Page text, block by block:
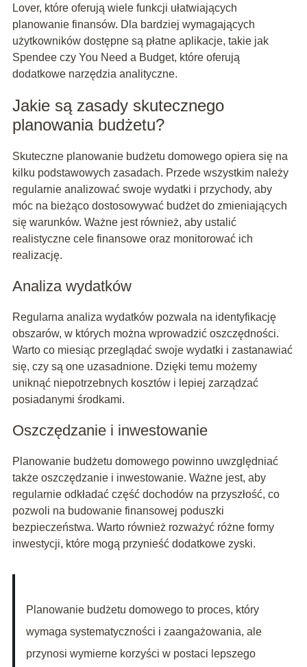
Lover, które oferują wiele funkcji ułatwiających
planowanie finansów. Dla bardziej wymagających
użytkowników dostępne są płatne aplikacje, takie jak
Spendee czy You Need a Budget, które oferują
dodatkowe narzędzia analityczne.
Jakie są zasady skutecznego
planowania budżetu?
Skuteczne planowanie budżetu domowego opiera się na
kilku podstawowych zasadach. Przede wszystkim należy
regularnie analizować swoje wydatki i przychody, aby
móc na bieżąco dostosowywać budżet do zmieniających
się warunków. Ważne jest również, aby ustalić
realistyczne cele finansowe oraz monitorować ich
realizację.
Analiza wydatków
Regularna analiza wydatków pozwala na identyfikację
obszarów, w których można wprowadzić oszczędności.
Warto co miesiąc przeglądać swoje wydatki i zastanawiać
się, czy są one uzasadnione. Dzięki temu możemy
uniknąć niepotrzebnych kosztów i lepiej zarządzać
posiadanymi środkami.
Oszczędzanie i inwestowanie
Planowanie budżetu domowego powinno uwzględniać
także oszczędzanie i inwestowanie. Ważne jest, aby
regularnie odkładać część dochodów na przyszłość, co
pozwoli na budowanie finansowej poduszki
bezpieczeństwa. Warto również rozważyć różne formy
inwestycji, które mogą przynieść dodatkowe zyski.
Planowanie budżetu domowego to proces, który
wymaga systematyczności i zaangażowania, ale
przynosi wymierne korzyści w postaci lepszego